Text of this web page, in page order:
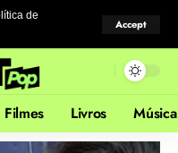
de
Accept
Filmes Livros Música